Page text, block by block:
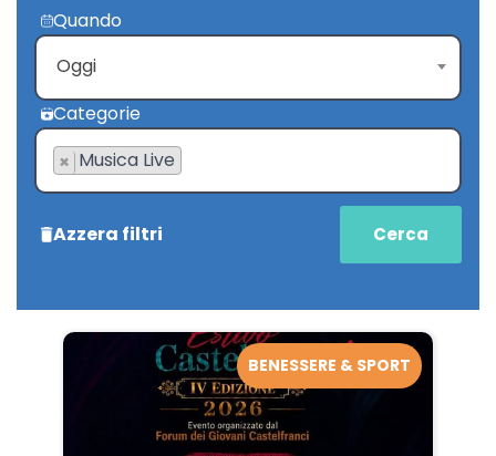
Quando
Oggi
Categorie
× Musica Live
Azzera filtri
BENESSERE & SPORT